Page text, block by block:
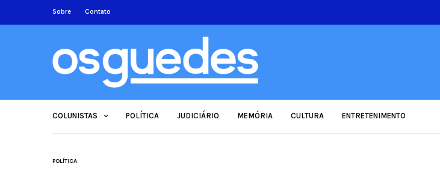
Sobre Contato
COLUNISTAS POLÍTICA JUDICIÁRIO MEMÓRIA CULTURA ENTRETENIMENTO
POLÍTICA